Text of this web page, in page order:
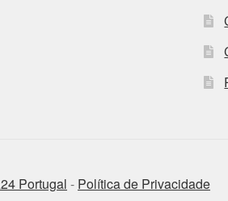
Portugal - Política de Privacidade